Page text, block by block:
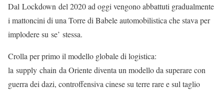
Dal Lockdown del 2020 ad oggi vengono abbattuti gradualmente
i mattoncini di una Torre di Babele automobilistica che stava per
implodere su se’ stessa.
Crolla per primo il modello globale di logistica:
la supply chain da Oriente diventa un modello da superare con
guerra dei dazi, controffensiva cinese su terre rare e sul taglio